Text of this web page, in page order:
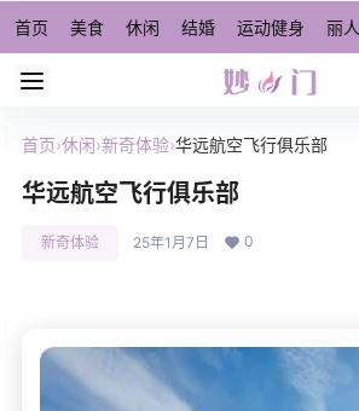
首页 美食 休闲 结婚 运动健身 丽人
首页›休闲›新奇体验›华远航空飞行俱乐部
华远航空飞行俱乐部
新奇体验 25年1月7日 0